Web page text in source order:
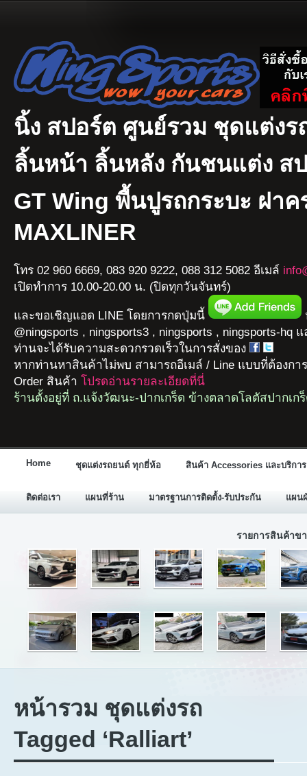
นิ้ง สปอร์ต ศูนย์รวม ชุดแต่งร
ลิ้นหน้า ลิ้นหลัง กันชนแต่ง สป
GT Wing พื้นปูรถกระบะ ฝาค
MAXLINER
โทร 02 960 6669, 083 920 9222, 088 312 5082 อีเมล์
เปิดทำการ 10.00-20.00 น. (ปิดทุกวันจันทร์)
และขอเชิญแอด LINE โดยการกดปุ่มนี้
@ningsports , ningsports3 , ningsports , ningsports-hq
ท่านจะได้รับความสะดวกรวดเร็วในการสั่งของ
หากท่านหาสินค้าไม่พบ สามารถอีเมล์ / Line แบบที่ต้องกา
Order สินค้า โปรดอ่านรายละเอียดที่นี่
ร้านตั้งอยู่ที่ ถ.แจ้งวัฒนะ-ปากเกร็ด ข้างตลาดโลตัสปากเก
Home ชุดแต่งรถยนต์ ทุกยี่ห้อ สินค้า Accessories และบริการ
ติดต่อเรา แผนที่ร้าน มาตรฐานการติดตั้ง-รับประกัน แผน
รายการสินค้าข
หน้ารวม ชุดแต่งรถ
Tagged ‘Ralliart’